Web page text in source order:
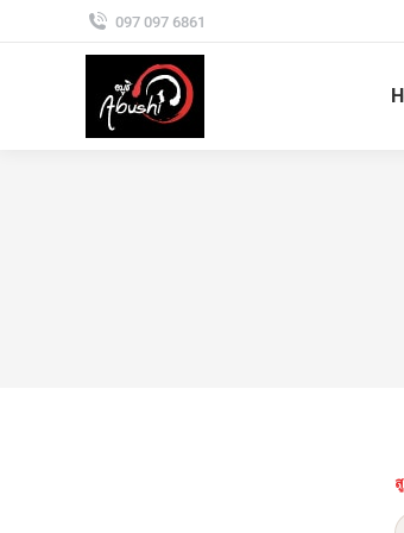
097 097 6861